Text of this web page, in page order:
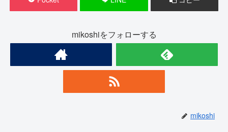
mikoshiをフォローする
mikoshi